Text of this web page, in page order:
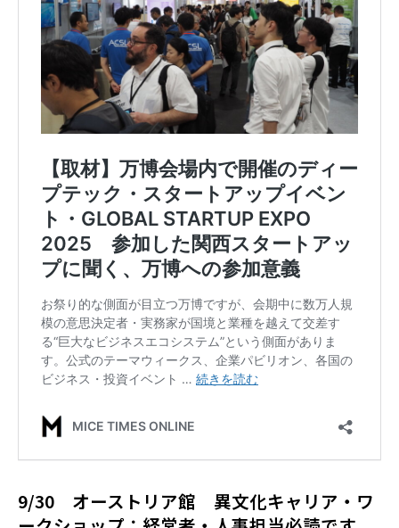
9/30 オーストリア館 異文化キャリア・ワ